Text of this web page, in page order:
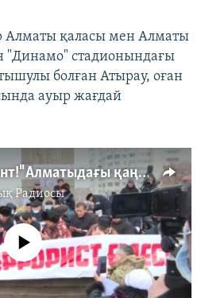
Алматы қаласы мен Алматы
"Динамо" стадионындағы
болған Атырау, оған
ауыр жағдай
"Тоқаевқа импичмент!" Алматыдағы қаңтар қырғыны құрбандарын еске алу митингісі
Радиосы
currently available